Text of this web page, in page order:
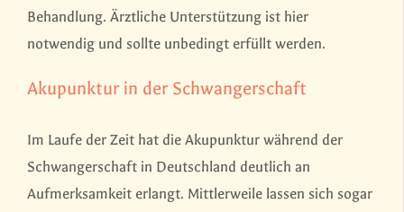
Behandlung. Ärztliche Unterstützung ist hier
notwendig und sollte unbedingt erfüllt werden.
Akupunktur in der Schwangerschaft
Im Laufe der Zeit hat die Akupunktur während der
Schwangerschaft in Deutschland deutlich an
Aufmerksamkeit erlangt. Mittlerweile lassen sich sogar